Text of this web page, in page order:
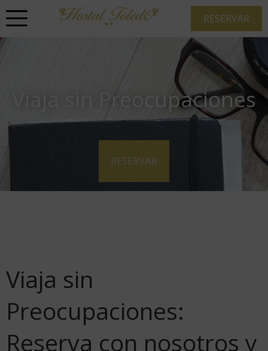
RESERVAR
Viaja sin Preocupaciones
RESERVAR
Viaja sin
Preocupaciones:
Reserva con nosotros y